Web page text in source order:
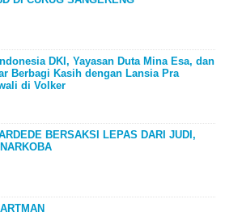
DKI, Yayasan Duta Mina Esa, dan
Berbagi Kasih dengan Lansia Pra
di Volker
BERSAKSI LEPAS DARI JUDI,